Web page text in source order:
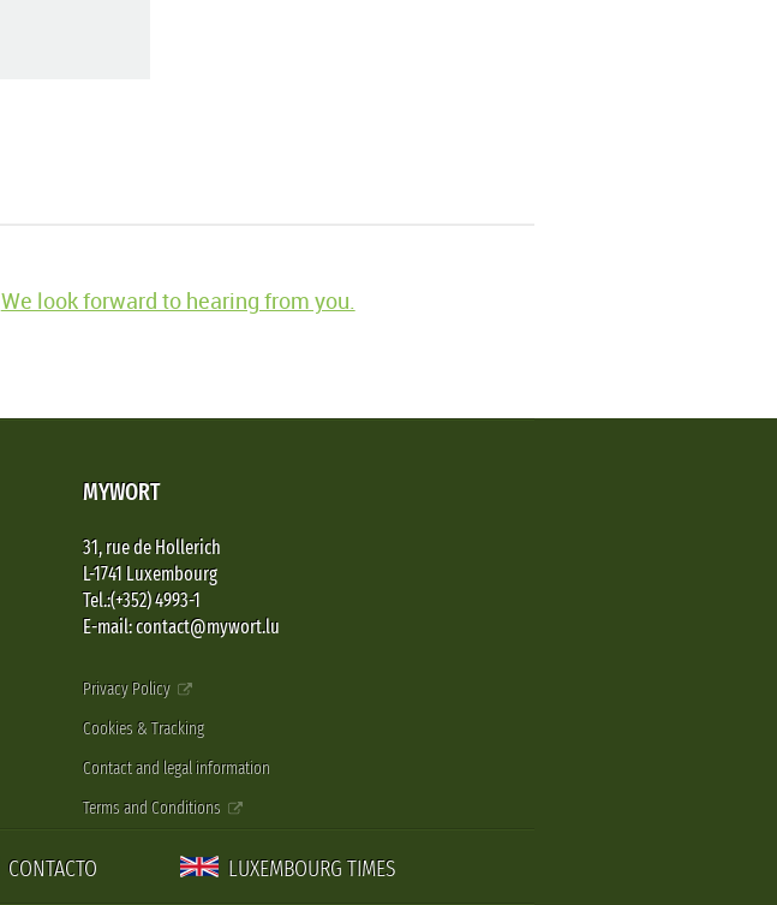
We look forward to hearing from you.
MYWORT
31, rue de Hollerich
L-1741 Luxembourg
Tel.:(+352) 4993-1
E-mail: contact@mywort.lu
Privacy Policy
Cookies & Tracking
Contact and legal information
Terms and Conditions
CONTACTO LUXEMBOURG TIMES